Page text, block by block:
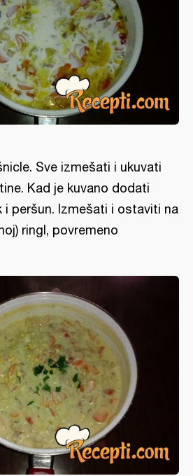
Sve izmešati i ukuvati
Kad je kuvano dodati
i peršun. Izmešati i ostaviti na
ringl, povremeno